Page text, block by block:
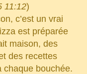
11:12)
c’est un vrai
est préparée
maison, des
des recettes
chaque bouchée.